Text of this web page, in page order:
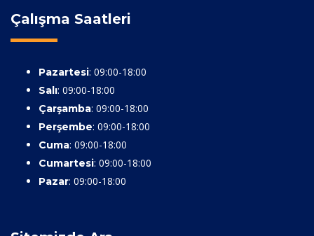
Çalışma Saatleri
Pazartesi: 09:00-18:00
Salı: 09:00-18:00
Çarşamba: 09:00-18:00
Perşembe: 09:00-18:00
Cuma: 09:00-18:00
Cumartesi: 09:00-18:00
Pazar: 09:00-18:00